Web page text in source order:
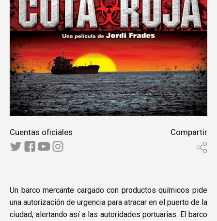
Cuentas oficiales Compartir
Un barco mercante cargado con productos químicos pide
una autorización de urgencia para atracar en el puerto de la
ciudad, alertando así a las autoridades portuarias. El barco